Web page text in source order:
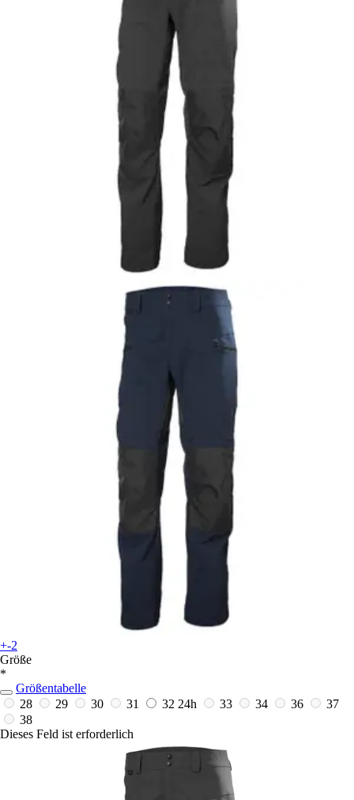
+-2
Größe
*
Größentabelle
28
29 30 31 32 24h 33 34 36
37
38
Dieses Feld ist erforderlich